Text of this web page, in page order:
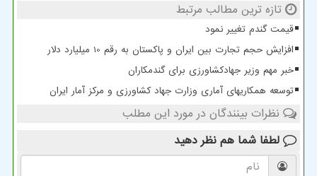
تازه ترین مطالب مرتبط
قیمت گندم تغییر نمود
افزایش حجم تجارت بین ایران و پاکستان به رقم 10 میلیارد دلار
خبر مهم وزیر جهادکشاورزی برای گندمکاران
توسعه همکاریهای آماری وزارت جهاد کشاورزی و مرکز آمار ایران
نظرات بینندگان در مورد این مطلب
لطفا شما هم نظر دهید